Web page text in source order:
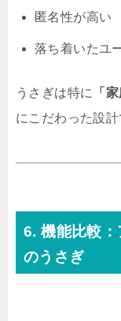
匿名性が高い
落ち着いたユ
うさぎは特に
「
にこだわった設計
6. 機能比較
のうさぎ